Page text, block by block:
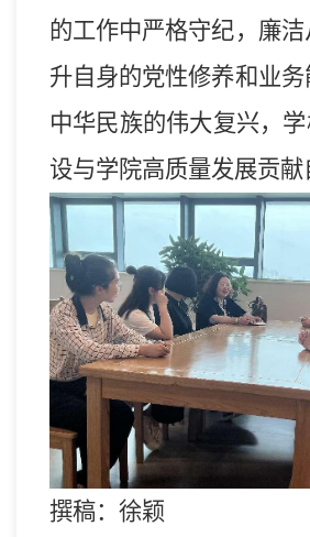
的工作中严格守纪，廉洁
升自身的党性修养和业
中华民族的伟大复兴，
设与学院高质量发展贡献
撰稿：徐颖